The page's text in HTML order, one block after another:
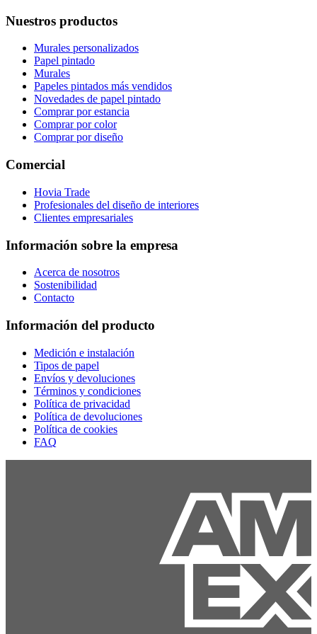
Nuestros productos
Murales personalizados
Papel pintado
Murales
Papeles pintados más vendidos
Novedades de papel pintado
Comprar por estancia
Comprar por color
Comprar por diseño
Comercial
Hovia Trade
Profesionales del diseño de interiores
Clientes empresariales
Información sobre la empresa
Acerca de nosotros
Sostenibilidad
Contacto
Información del producto
Medición e instalación
Tipos de papel
Envíos y devoluciones
Términos y condiciones
Política de privacidad
Política de devoluciones
Política de cookies
FAQ